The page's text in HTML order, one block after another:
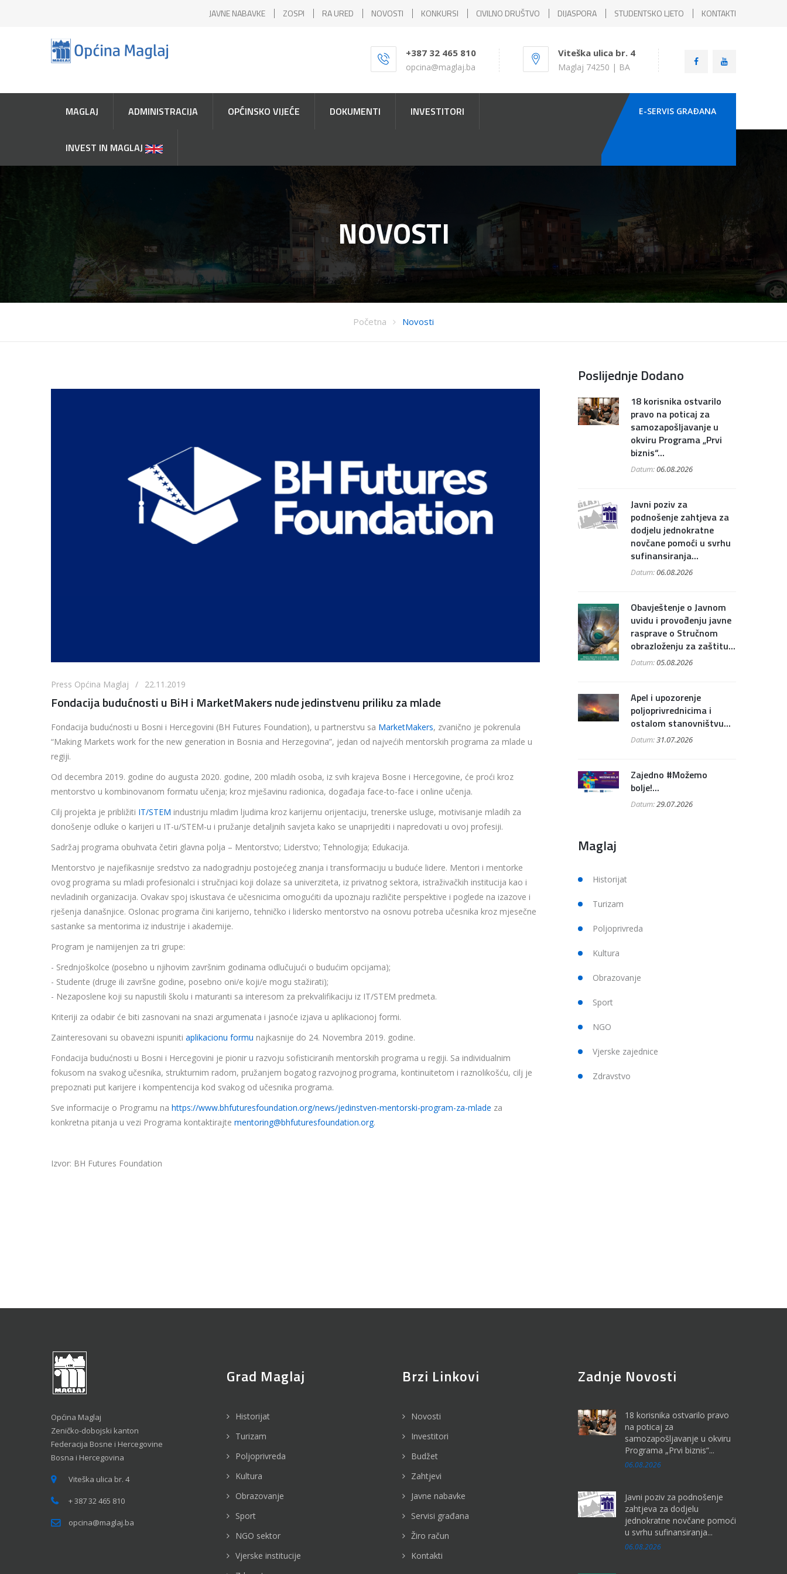
JAVNE NABAVKE ZOSPI RA URED NOVOSTI KONKURSI CIVILNO DRUŠTVO DIJASPORA STUDENTSKO LJETO KONTAKTI
+387 32 465 810
opcina@maglaj.ba
Viteška ulica br. 4
Maglaj 74250 | BA
MAGLAJ ADMINISTRACIJA OPĆINSKO VIJEĆE DOKUMENTI INVESTITORI
INVEST IN MAGLAJ
E-SERVIS GRAÐANA
NOVOSTI
Početna Novosti
Press Općina Maglaj / 22.11.2019
Fondacija budućnosti u BiH i MarketMakers nude jedinstvenu priliku za mlade
Fondacija budućnosti u Bosni i Hercegovini (BH Futures Foundation), u partnerstvu sa MarketMakers, zvanično je pokrenula
“Making Markets work for the new generation in Bosnia and Herzegovina”, jedan od najvećih mentorskih programa za mlade u
regiji.
Od decembra 2019. godine do augusta 2020. godine, 200 mladih osoba, iz svih krajeva Bosne i Hercegovine, će proći kroz
mentorstvo u kombinovanom formatu učenja; kroz mješavinu radionica, događaja face-to-face i online učenja.
Cilj projekta je približiti IT/STEM industriju mladim ljudima kroz karijernu orijentaciju, trenerske usluge, motivisanje mladih za
donošenje odluke o karijeri u IT-u/STEM-u i pružanje detaljnih savjeta kako se unaprijediti i napredovati u ovoj profesiji.
Sadržaj programa obuhvata četiri glavna polja – Mentorstvo; Liderstvo; Tehnologija; Edukacija.
Mentorstvo je najefikasnije sredstvo za nadogradnju postojećeg znanja i transformaciju u buduće lidere. Mentori i mentorke
ovog programa su mladi profesionalci i stručnjaci koji dolaze sa univerziteta, iz privatnog sektora, istraživačkih institucija kao i
nevladinih organizacija. Ovakav spoj iskustava će učesnicima omogućiti da upoznaju različite perspektive i poglede na izazove i
rješenja današnjice. Oslonac programa čini karijerno, tehničko i lidersko mentorstvo na osnovu potreba učesnika kroz mjesečne
sastanke sa mentorima iz industrije i akademije.
Program je namijenjen za tri grupe:
- Srednjoškolce (posebno u njihovim završnim godinama odlučujući o budućim opcijama);
- Studente (druge ili završne godine, posebno oni/e koji/e mogu stažirati);
- Nezaposlene koji su napustili školu i maturanti sa interesom za prekvalifikaciju iz IT/STEM predmeta.
Kriteriji za odabir će biti zasnovani na snazi argumenata i jasnoće izjava u aplikacionoj formi.
Zainteresovani su obavezni ispuniti aplikacionu formu najkasnije do 24. Novembra 2019. godine.
Fondacija budućnosti u Bosni i Hercegovini je pionir u razvoju sofisticiranih mentorskih programa u regiji. Sa individualnim
fokusom na svakog učesnika, strukturnim radom, pružanjem bogatog razvojnog programa, kontinuitetom i raznolikošću, cilj je
prepoznati put karijere i kompentencija kod svakog od učesnika programa.
Sve informacije o Programu na https://www.bhfuturesfoundation.org/news/jedinstven-mentorski-program-za-mlade za
konkretna pitanja u vezi Programa kontaktirajte mentoring@bhfuturesfoundation.org.
Izvor: BH Futures Foundation
Poslijednje Dodano
18 korisnika ostvarilo
pravo na poticaj za
samozapošljavanje u
okviru Programa „Prvi
biznis“...
Datum:06.08.2026
Javni poziv za
podnošenje zahtjeva za
dodjelu jednokratne
novčane pomoći u svrhu
sufinansiranja...
Datum:06.08.2026
Obavještenje o Javnom
uvidu i provođenju javne
rasprave o Stručnom
obrazloženju za zaštitu...
Datum:05.08.2026
Apel i upozorenje
poljoprivrednicima i
ostalom stanovništvu...
Datum:31.07.2026
Zajedno #Možemo
bolje!...
Datum:29.07.2026
Maglaj
Historijat
Turizam
Poljoprivreda
Kultura
Obrazovanje
Sport
NGO
Vjerske zajednice
Zdravstvo
Općina Maglaj
Zeničko-dobojski kanton
Federacija Bosne i Hercegovine
Bosna i Hercegovina
Viteška ulica br. 4
+ 387 32 465 810
opcina@maglaj.ba
Grad Maglaj
Historijat
Turizam
Poljoprivreda
Kultura
Obrazovanje
Sport
NGO sektor
Vjerske institucije
Brzi Linkovi
Novosti
Investitori
Budžet
Zahtjevi
Javne nabavke
Servisi građana
Žiro račun
Kontakti
Zadnje Novosti
18 korisnika ostvarilo pravo
na poticaj za
samozapošljavanje u okviru
Programa „Prvi biznis“...
06.08.2026
Javni poziv za podnošenje
zahtjeva za dodjelu
jednokratne novčane pomoći
u svrhu sufinansiranja...
06.08.2026